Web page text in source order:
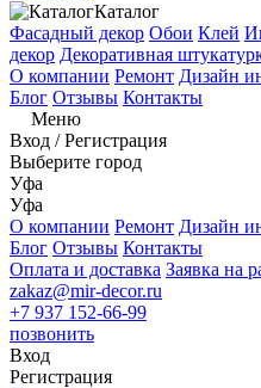
Каталог
Фасадный декор Обои Клей
декор Декоративная
О компании Ремонт Дизайн
Блог Отзывы Контакты
Меню
Вход /Регистрация
Выберите город
Уфа
Уфа
О компании Ремонт Дизайн
Блог Отзывы Контакты
Оплата и доставка Заявка на
zakaz@mir-decor.ru
+7 937 152-66-99
позвонить
Вход
Регистрация